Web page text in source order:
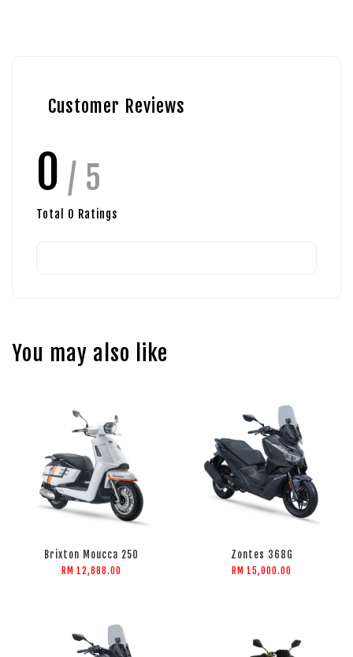
Customer Reviews
0 / 5
Total 0 Ratings
You may also like
Brixton Moucca 250
RM 12,888.00
Zontes 368G
RM 15,000.00